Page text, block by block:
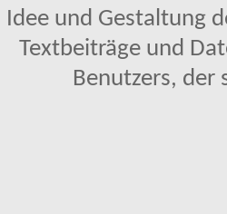
Idee und Gestaltung
Textbeiträge und
Benutzers, der